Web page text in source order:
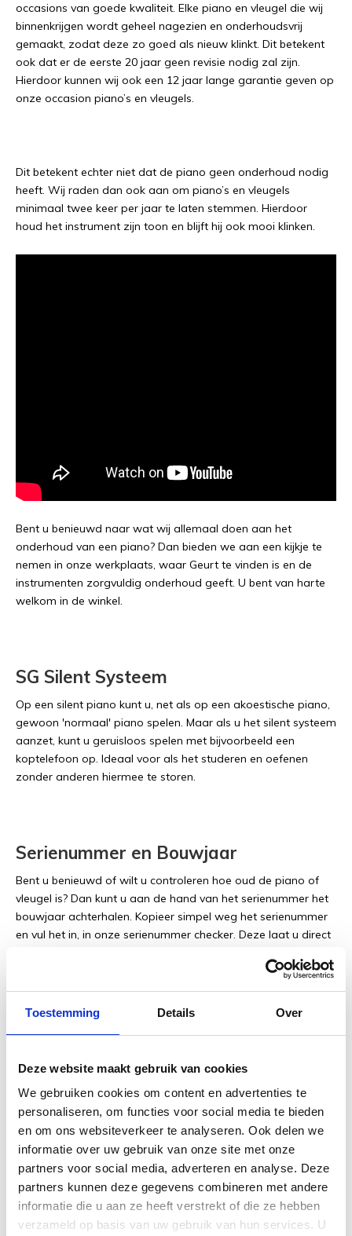
Toestemming Details Over
Deze website maakt gebruik van cookies
We gebruiken cookies om content en advertenties te
personaliseren, om functies voor social media te bieden
en om ons websiteverkeer te analyseren. Ook delen we
informatie over uw gebruik van onze site met onze
partners voor social media, adverteren en analyse. Deze
partners kunnen deze gegevens combineren met andere
informatie die u aan ze heeft verstrekt of die ze hebben
verzameld op basis van uw gebruik van hun services. U
occasions van goede kwaliteit. Elke piano en vleugel die wij
binnenkrijgen wordt geheel nagezien en onderhoudsvrij
gemaakt, zodat deze zo goed als nieuw klinkt. Dit betekent
ook dat er de eerste 20 jaar geen revisie nodig zal zijn.
Hierdoor kunnen wij ook een 12 jaar lange garantie geven op
onze occasion piano’s en vleugels.
Dit betekent echter niet dat de piano geen onderhoud nodig
heeft. Wij raden dan ook aan om piano’s en vleugels
minimaal twee keer per jaar te laten stemmen. Hierdoor
houd het instrument zijn toon en blijft hij ook mooi klinken.
Bent u benieuwd naar wat wij allemaal doen aan het
onderhoud van een piano? Dan bieden we aan een kijkje te
nemen in onze werkplaats, waar Geurt te vinden is en de
instrumenten zorgvuldig onderhoud geeft. U bent van harte
welkom in de winkel.
SG Silent Systeem
Op een silent piano kunt u, net als op een akoestische piano,
gewoon 'normaal' piano spelen. Maar als u het silent systeem
aanzet, kunt u geruisloos spelen met bijvoorbeeld een
koptelefoon op. Ideaal voor als het studeren en oefenen
zonder anderen hiermee te storen.
Serienummer en Bouwjaar
Bent u benieuwd of wilt u controleren hoe oud de piano of
vleugel is? Dan kunt u aan de hand van het serienummer het
bouwjaar achterhalen. Kopieer simpel weg het serienummer
en vul het in, in onze serienummer checker. Deze laat u direct
Klik hier om naar de serienummer checker te gaan
Deze Yamaha YUS1SG piano wordt
geleverd inclusief:
12 jaar garantie (elektronica 1 jaar garantie)
Gratis transport (mits gelijkvloers)
Gratis nieuwe pianobank (in hoogte verstelbaar)
Gratis onderzetters (vloerbescherming)
Dit afleverpakket t.w.v. € 300,-